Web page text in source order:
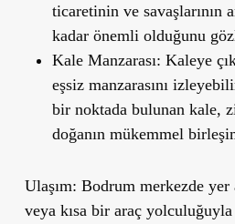
ticaretinin ve savaşlarının
kadar önemli olduğunu
Kale Manzarası: Kaleye
eşsiz manzarasını
bir noktada bulunan kale,
doğanın mükemmel
Ulaşım: Bodrum merkezde yer
veya kısa bir araç